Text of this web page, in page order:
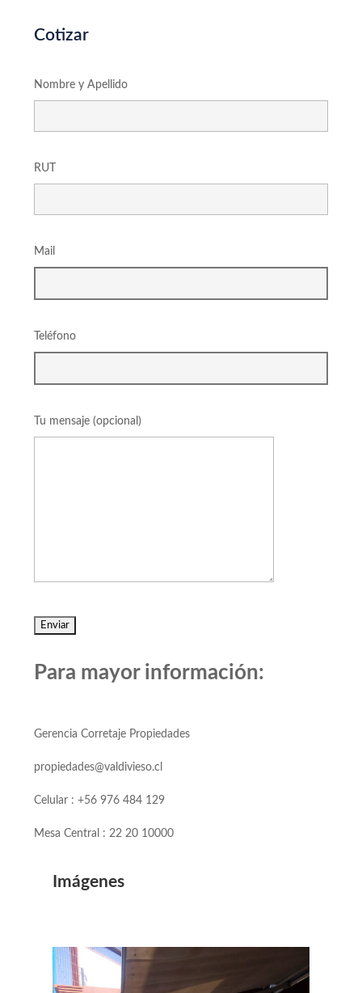
Cotizar
Nombre y Apellido
RUT
Mail
Teléfono
Tu mensaje (opcional)
Para mayor información:
Gerencia Corretaje Propiedades
propiedades@valdivieso.cl
Celular : +56 976 484 129
Mesa Central : 22 20 10000
Imágenes